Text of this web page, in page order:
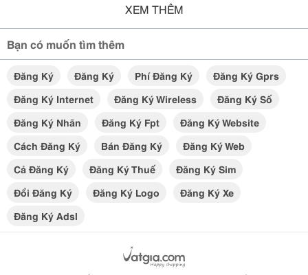
XEM THÊM
Bạn có muốn tìm thêm
Đăng Ký Đăng Ký Phí Đăng Ký
Đăng Ký Gprs
Đăng Ký Internet
Đăng Ký Wireless
Đăng Ký Số
Đăng Ký Nhãn
Đăng Ký Fpt
Đăng Ký Website
Cách Đăng Ký
Bán Đăng Ký
Đăng Ký Web
Cả Đăng Ký
Đăng Ký Thuế
Đăng Ký Sim
Đổi Đăng Ký
Đăng Ký Logo
Đăng Ký Xe
Đăng Ký Adsl